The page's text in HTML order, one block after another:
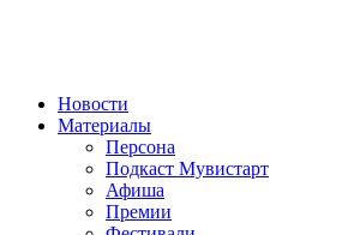
Новости
Материалы
Персона
Подкаст Мувистарт
Афиша
Премии